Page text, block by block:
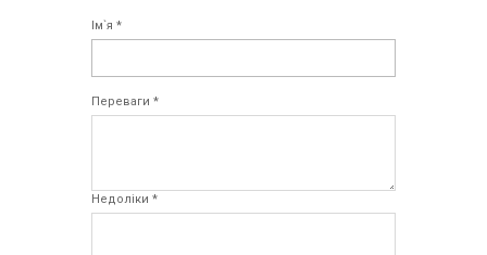
Ім`я *
Переваги *
Недоліки *